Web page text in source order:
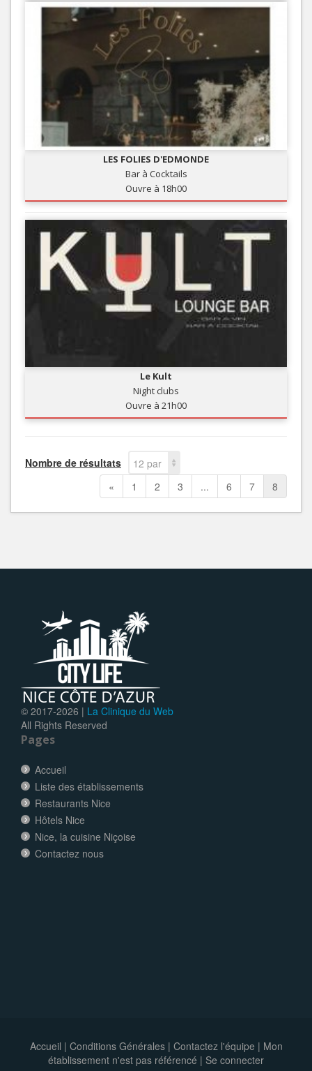
LES FOLIES D'EDMONDE
Bar à Cocktails
Ouvre à 18h00
Le Kult
Night clubs
Ouvre à 21h00
Nombre de résultats
12 par
page
« 1 2 3 ... 6 7 8
© 2017-2026 | La Clinique du Web
All Rights Reserved
Pages
Accueil
Liste des établissements
Restaurants Nice
Hôtels Nice
Nice, la cuisine Niçoise
Contactez nous
Accueil | Conditions Générales| Contactez l'équipe | Mon
établissement n'est pas référencé | Se connecter